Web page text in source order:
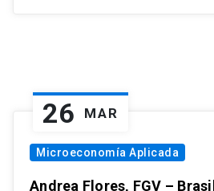
26 MAR
Microeconomía Aplicada
Andrea Flores, FGV – Brasil